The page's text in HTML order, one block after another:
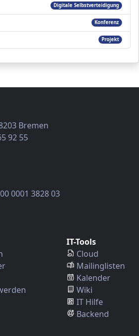
Digitale Selbstverteidigung
Konferenz
Projekt
Bremen
92 55
0001 3828 03
IT-Tools
Cloud
Mailinglisten
Kalender
Wiki
IT Hilfe
Backend